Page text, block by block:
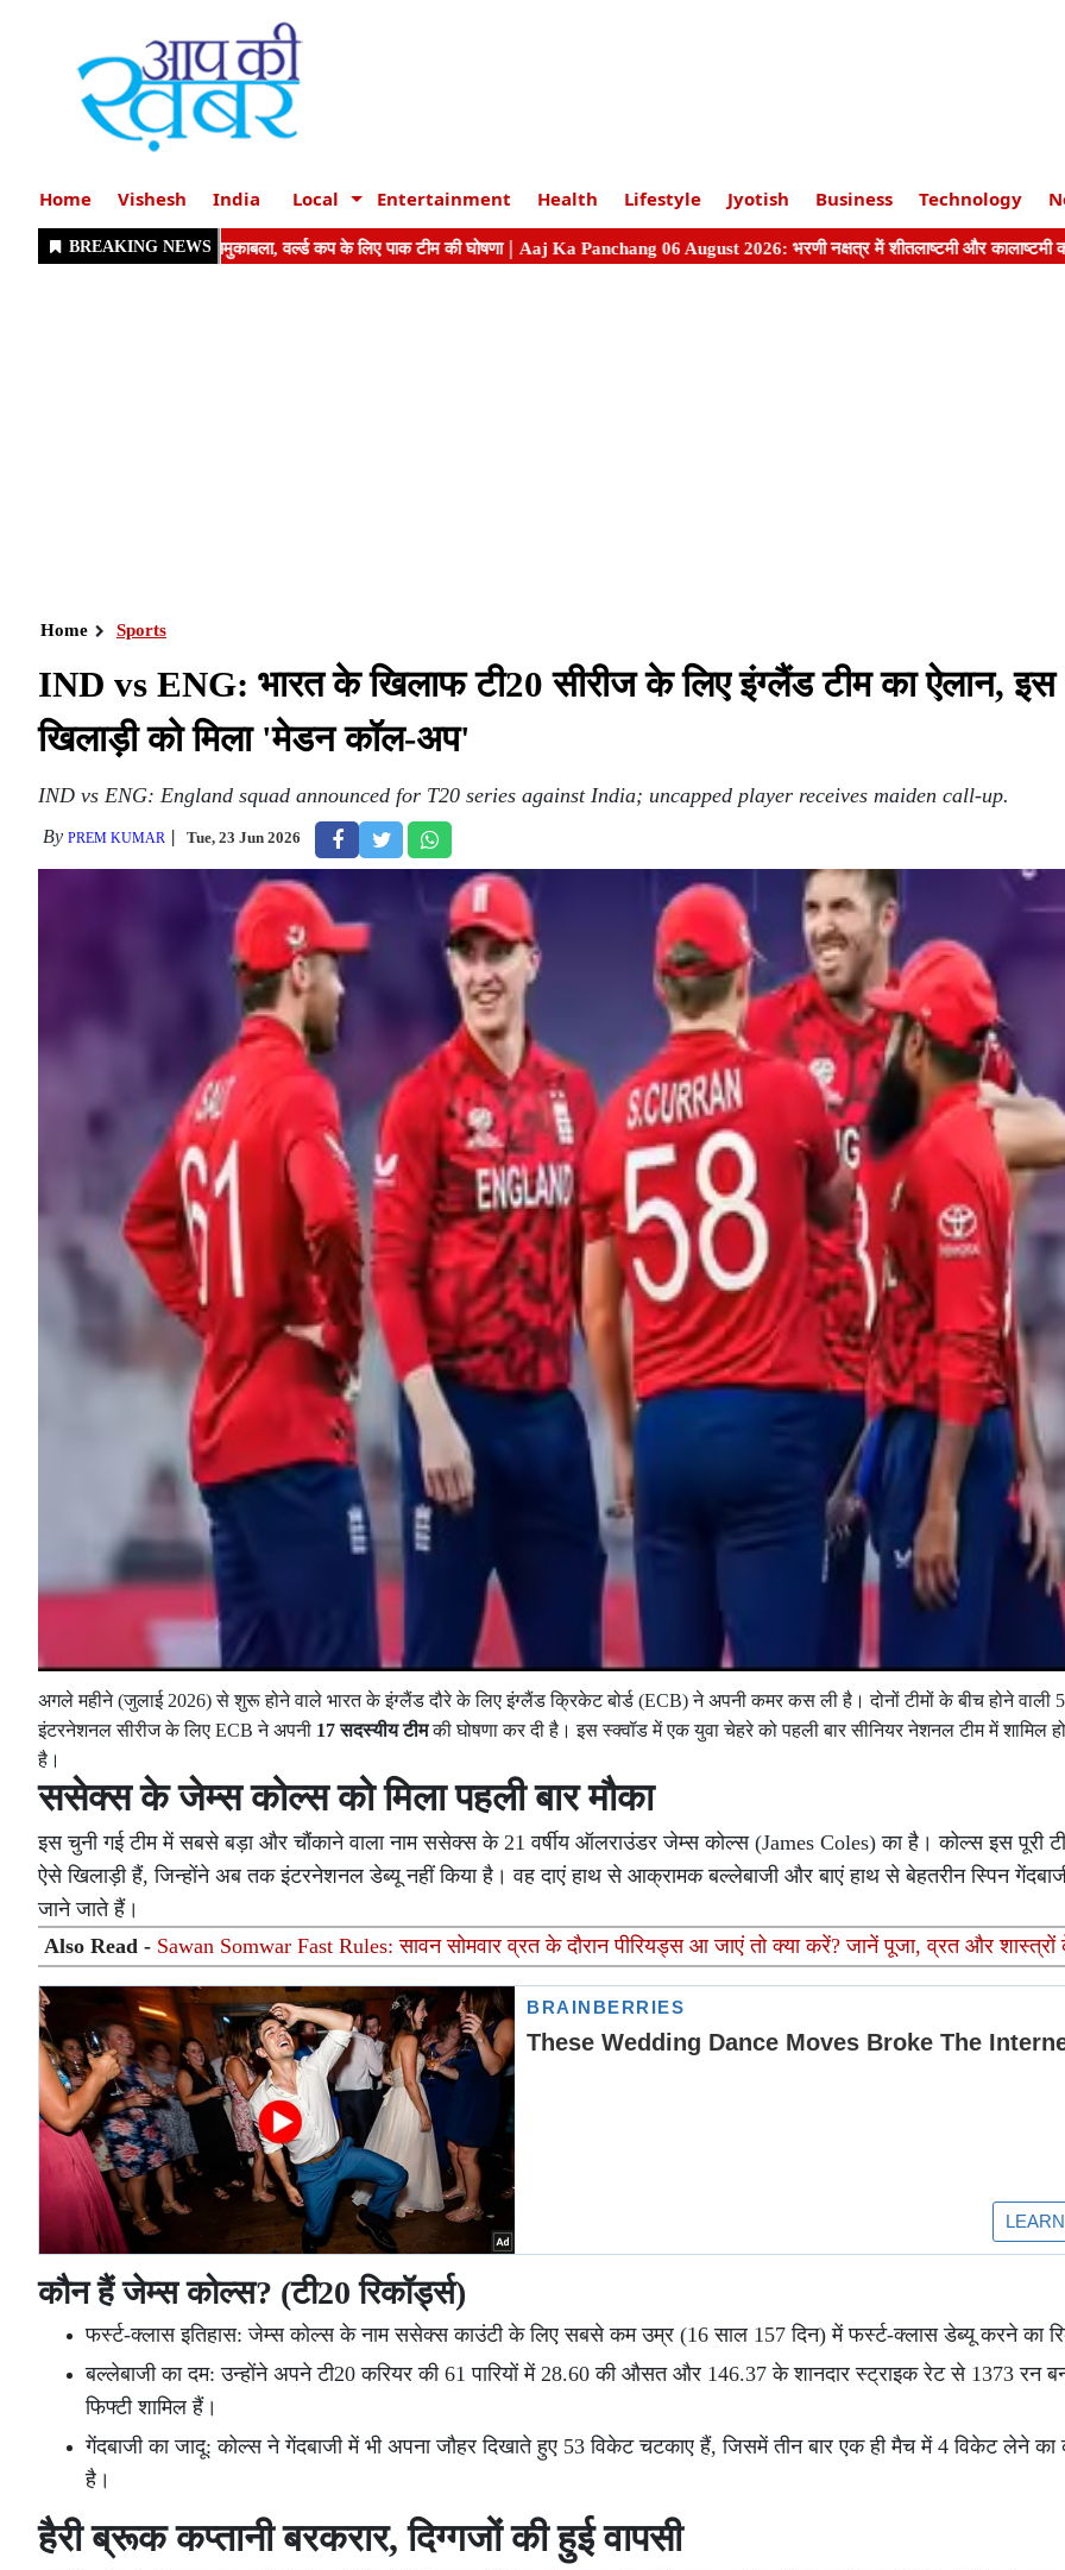
Home Vishesh India Local Entertainment Health Lifestyle Jyotish Business Technology
Home Sports
IND vs ENG: भारत के खिलाफ टी20 सीरीज के लिए इंग्लैंड टीम का ऐलान,
खिलाड़ी को मिला 'मेडन कॉल-अप'
IND vs ENG: England squad announced for T20 series against India; uncapped player receives maiden call-up.
By PREM KUMAR Tue, 23 Jun 2026
अगले महीने (जुलाई 2026) से शुरू होने वाले भारत के इंग्लैंड दौरे के लिए इंग्लैंड क्रिकेट बोर्ड (ECB) ने अपनी कमर कस ली है। दोनों टीमों के बीच होने वाली 5
इंटरनेशनल सीरीज के लिए ECB ने अपनी 17 सदस्यीय टीमकी घोषणा कर दी है। इस स्क्वॉड में एक युवा चेहरे को पहली बार सीनियर नेशनल टीम में शामिल
है।
ससेक्स के जेम्स कोल्स को मिला पहली बार मौका
इस चुनी गई टीम में सबसे बड़ा और चौंकाने वाला नाम ससेक्स के 21 वर्षीय ऑलराउंडर जेम्स कोल्स (James Coles) का है। कोल्स इस पूरी
ऐसे खिलाड़ी हैं, जिन्होंने अब तक इंटरनेशनल डेब्यू नहीं किया है। वह दाएं हाथ से आक्रामक बल्लेबाजी और बाएं हाथ से बेहतरीन स्पिन
जाने जाते हैं।
Also Read - Sawan Somwar Fast Rules: सावन सोमवार व्रत के दौरान पीरियड्स आ जाएं तो क्या करें? जानें पूजा, व्रत और शास्त्रों
कौन हैं जेम्स कोल्स? (टी20 रिकॉर्ड्स)
फर्स्ट-क्लास इतिहास: जेम्स कोल्स के नाम ससेक्स काउंटी के लिए सबसे कम उम्र (16 साल 157 दिन) में फर्स्ट-क्लास डेब्यू करने का
बल्लेबाजी का दम: उन्होंने अपने टी20 करियर की 61 पारियों में 28.60 की औसत और 146.37 के शानदार स्ट्राइक रेट से 1373 रन
फिफ्टी शामिल हैं।
गेंदबाजी का जादू: कोल्स ने गेंदबाजी में भी अपना जौहर दिखाते हुए 53 विकेट चटकाए हैं, जिसमें तीन बार एक ही मैच में 4 विकेट लेने का
है।
हैरी ब्रूक कप्तानी बरकरार, दिग्गजों की हुई वापसी